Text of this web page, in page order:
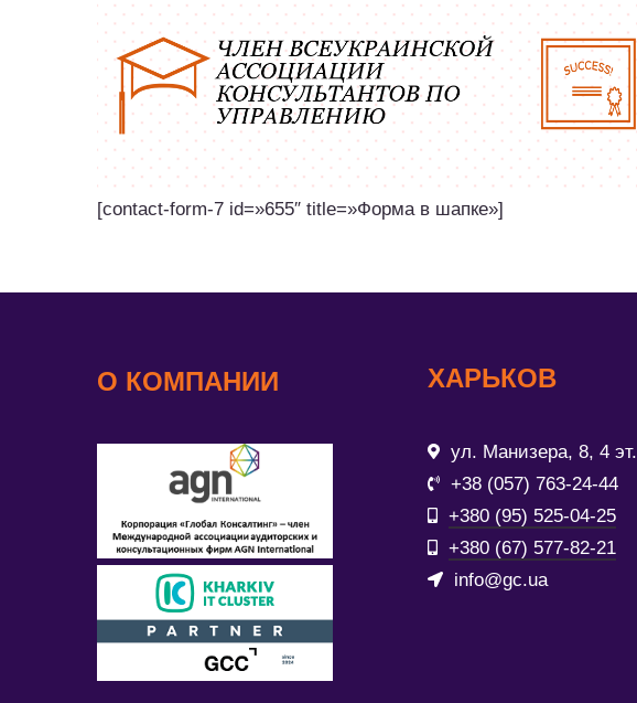
[contact-form-7 id=»655″ title=»Форма в шапке»]
О КОМПАНИИ ХАРЬКОВ
ул. Манизера, 8, 4 эт.
+38 (057) 763-24-44
+380 (95) 525-04-25
+380 (67) 577-82-21
info@gc.ua